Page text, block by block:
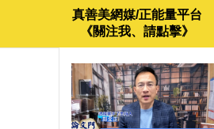
真善美網媒/正能量平台
《關注我、請點擊》